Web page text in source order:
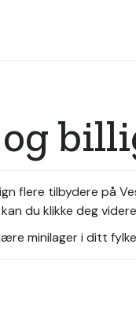
flere tilbydere på
du klikke deg
minilager i ditt